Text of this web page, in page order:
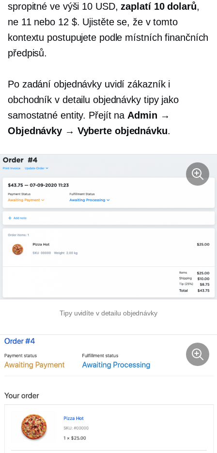
spropitné ve výši 10 USD,zaplatí 10 dolarů,
ne 11 nebo 12 $. Ujistěte se, že v tomto
kontextu postupujete podle místních finančních
předpisů.
Po zadání objednávky uvidí zákazník i
obchodník v detailu objednávky tipy jako
samostatné entity. Přejít na Admin →
Objednávky → Vyberte objednávku.
Tipy uvidíte v detailu objednávky